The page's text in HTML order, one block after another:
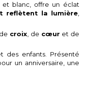
et blanc, offre un éclat
reflètent la lumière,
croix , de cœuret de
des enfants. Présenté
un anniversaire, une